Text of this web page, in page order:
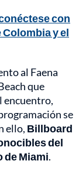
con
y el
al Faena
que
encuentro,
se
ello, Billboard
del
Miami.